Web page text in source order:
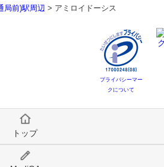
局前)駅周辺 > アミロイドーシス
プライバシーマー
クについて
トップ